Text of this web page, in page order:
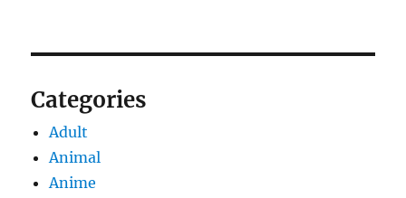
Categories
Adult
Animal
Anime